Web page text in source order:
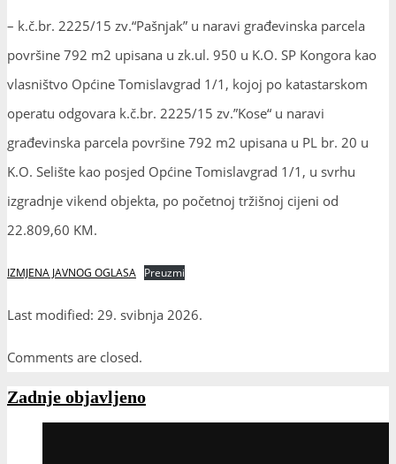
– k.č.br. 2225/15 zv.“Pašnjak” u naravi građevinska parcela
površine 792 m2 upisana u zk.ul. 950 u K.O. SP Kongora kao
vlasništvo Općine Tomislavgrad 1/1, kojoj po katastarskom
operatu odgovara k.č.br. 2225/15 zv.”Kose“ u naravi
građevinska parcela površine 792 m2 upisana u PL br. 20 u
K.O. Selište kao posjed Općine Tomislavgrad 1/1, u svrhu
izgradnje vikend objekta, po početnoj tržišnoj cijeni od
22.809,60 KM.
IZMJENA JAVNOG OGLASA Preuzmi
Last modified: 29. svibnja 2026.
Comments are closed.
Zadnje objavljeno